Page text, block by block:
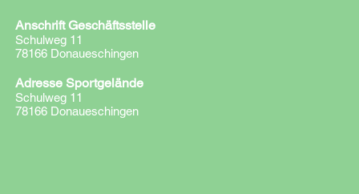
Anschrift Geschäftsstelle
Schulweg 11
78166 Donaueschingen
Adresse Sportgelände
Schulweg 11
78166 Donaueschingen